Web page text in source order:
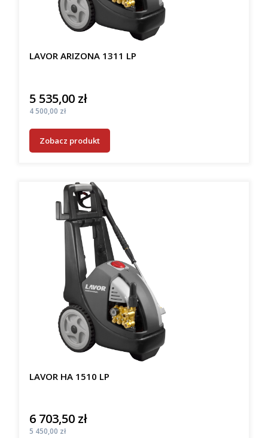
LAVOR ARIZONA 1311 LP
Cena
5 535,00 zł
Cena
4 500,00 zł
Zobacz produkt
LAVOR HA 1510 LP
Cena
6 703,50 zł
Cena
5 450,00 zł